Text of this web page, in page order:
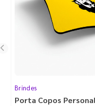
Brindes
Porta Copos